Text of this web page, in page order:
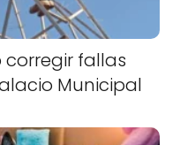
fallas
Municipal